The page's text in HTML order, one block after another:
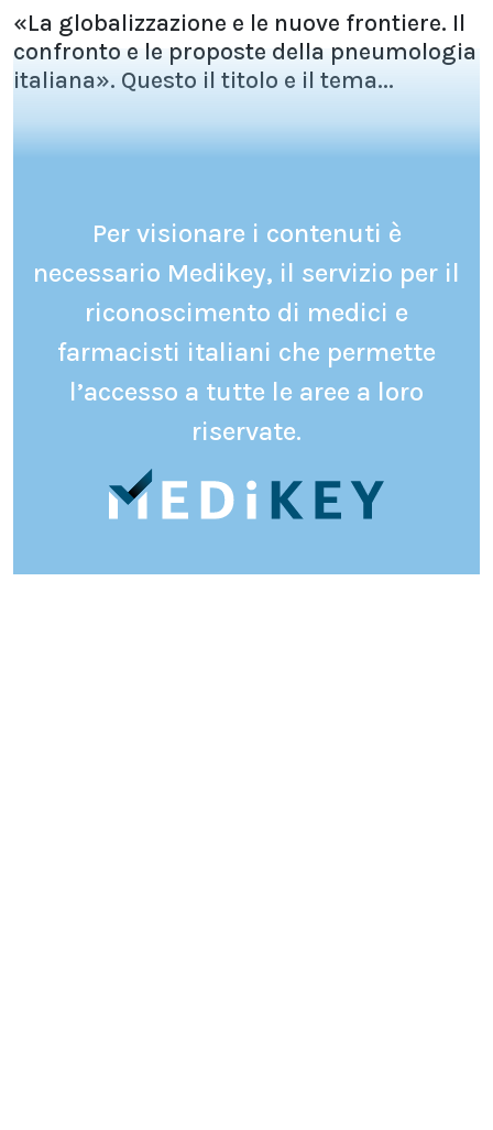
«La globalizzazione e le nuove frontiere. Il
confronto e le proposte della pneumologia
italiana». Questo il titolo e il tema...
Per visionare i contenuti è
necessario Medikey, il servizio per il
riconoscimento di medici e
farmacisti italiani che permette
l’accesso a tutte le aree a loro
riservate.